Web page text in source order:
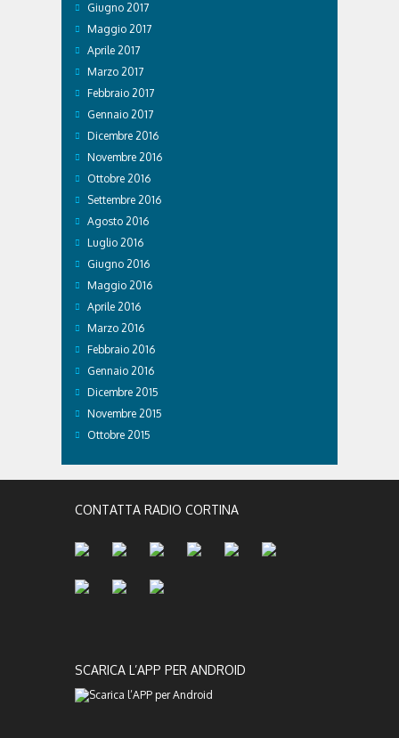
Giugno 2017
Maggio 2017
Aprile 2017
Marzo 2017
Febbraio 2017
Gennaio 2017
Dicembre 2016
Novembre 2016
Ottobre 2016
Settembre 2016
Agosto 2016
Luglio 2016
Giugno 2016
Maggio 2016
Aprile 2016
Marzo 2016
Febbraio 2016
Gennaio 2016
Dicembre 2015
Novembre 2015
Ottobre 2015
CONTATTA RADIO CORTINA
SCARICA L’APP PER ANDROID